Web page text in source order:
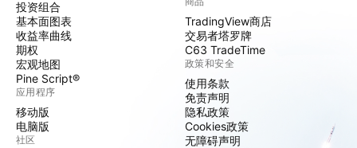
投资组合
基本面图表
收益率曲线
期权
宏观地图
Pine Script®
应用程序
移动版
电脑版
社区
TradingView商店
交易者塔罗牌
C63 TradeTime
政策和安全
使用条款
免责声明
隐私政策
Cookies政策
无障碍声明